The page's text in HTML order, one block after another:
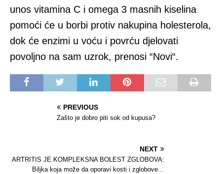
unos vitamina C i omega 3 masnih kiselina
pomoći će u borbi protiv nakupina holesterola,
dok će enzimi u voću i povrću djelovati
povoljno na sam uzrok, prenosi “Novi“.
PREVIOUS
Zašto je dobro piti sok od kupusa?
NEXT
ARTRITIS JE KOMPLEKSNA BOLEST ZGLOBOVA:
Biljka koja može da oporavi kosti i zglobove…